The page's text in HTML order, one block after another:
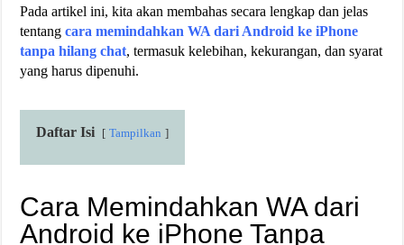
Pada artikel ini, kita akan membahas secara lengkap dan jelas
tentangcara memindahkan WA dari Android ke iPhone
tanpa hilang chat, termasuk kelebihan, kekurangan, dan syarat
yang harus dipenuhi.
Daftar Isi Tampilkan
Cara Memindahkan WA dari
Android ke iPhone Tanpa